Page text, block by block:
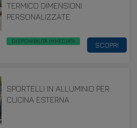
TERMICO DIMENSIONI
PERSONALIZZATE
DISPONIBILITÀ IMMEDIATA SCOPRI
SPORTELLI IN ALLUMINIO PER
CUCINA ESTERNA